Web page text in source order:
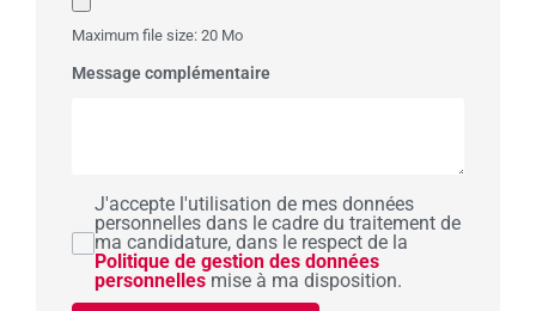
Maximum file size: 20 Mo
Message complémentaire
J'accepte l'utilisation de mes données
personnelles dans le cadre du traitement de
ma candidature, dans le respect de la
Politique de gestion des données
personnelles mise à ma disposition.